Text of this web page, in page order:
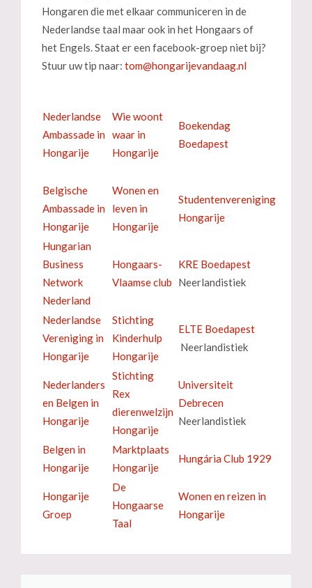
Hongaren die met elkaar communiceren in de
Nederlandse taal maar ook in het Hongaars of
het Engels. Staat er een facebook-groep niet bij?
Stuur uw tip naar:
Nederlandse
Ambassade in
Hongarije
Wie woont
waar in
Hongarije
Boekendag
Boedapest
Belgische
Ambassade in
Hongarije
Wonen en
leven in
Hongarije
Studentenvereniging
Hongarije
Hungarian
Business
Network
Nederland
Hongaars-
Vlaamse club
KRE Boedapest
Neerlandistiek
Nederlandse
Vereniging in
Hongarije
Stichting
Kinderhulp
Hongarije
ELTE Boedapest
Neerlandistiek
Nederlanders
en Belgen in
Hongarije
Stichting
Rex
dierenwelzijn
Hongarije
Universiteit
Debrecen
Neerlandistiek
Belgen in
Hongarije
Marktplaats
Hongarije
Hungária Club 1929
Hongarije
Groep
De
Hongaarse
Taal
Wonen en reizen in
Hongarije